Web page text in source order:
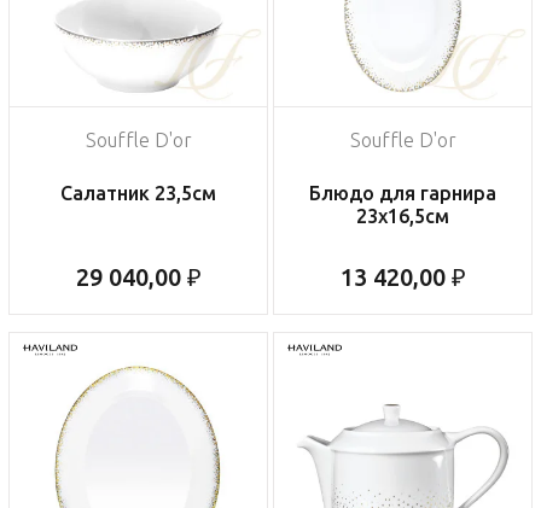
Souffle D'or
Салатник 23,5см
29 040,00 ₽
Souffle D'or
Блюдо для гарнира
23х16,5см
13 420,00 ₽